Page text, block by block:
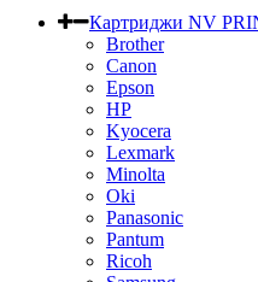
Картриджи NV
Brother
Canon
Epson
HP
Kyocera
Lexmark
Minolta
Oki
Panasonic
Pantum
Ricoh